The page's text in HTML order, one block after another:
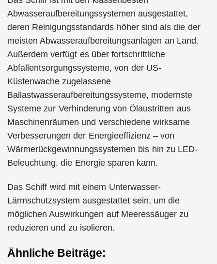
Abwasseraufbereitungssystemen ausgestattet,
deren Reinigungsstandards höher sind als die der
meisten Abwasseraufbereitungsanlagen an Land.
Außerdem verfügt es über fortschrittliche
Abfallentsorgungssysteme, von der US-
Küstenwache zugelassene
Ballastwasseraufbereitungssysteme, modernste
Systeme zur Verhinderung von Ölaustritten aus
Maschinenräumen und verschiedene wirksame
Verbesserungen der Energieeffizienz – von
Wärmerückgewinnungssystemen bis hin zu LED-
Beleuchtung, die Energie sparen kann.
Das Schiff wird mit einem Unterwasser-
Lärmschutzsystem ausgestattet sein, um die
möglichen Auswirkungen auf Meeressäuger zu
reduzieren und zu isolieren.
Ähnliche Beiträge: